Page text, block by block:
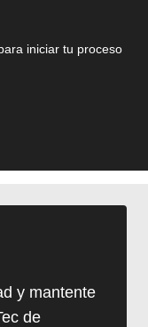
iniciar tu proceso
y mantente
de